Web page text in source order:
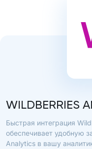
WILDBERRIES
Быстрая интеграция
обеспечивает удобную
Analytics в вашу